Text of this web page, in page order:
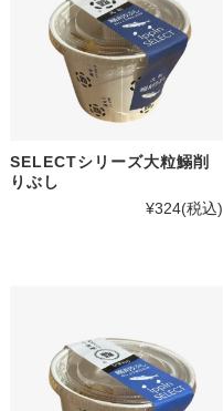
SELECTシリーズ大粒鰯削
りぶし
¥324(税込)